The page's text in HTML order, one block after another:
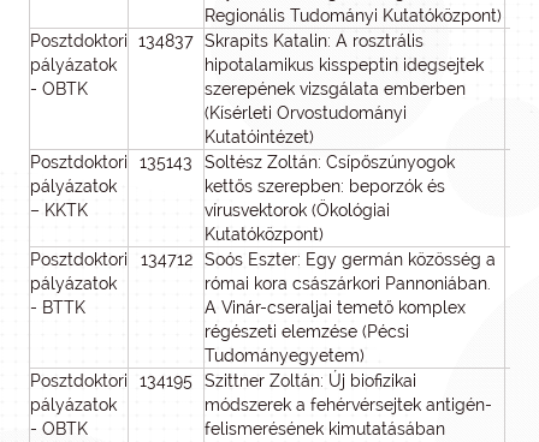
Regionális Tudományi Kutatóközpont)
Posztdoktori
pályázatok
- OBTK
134837 Skrapits Katalin: A rosztrális
hipotalamikus kisspeptin idegsejtek
szerepének vizsgálata emberben
(Kísérleti Orvostudományi
Kutatóintézet)
Posztdoktori
pályázatok
– KKTK
135143
Soltész Zoltán: Csípőszúnyogok
kettős szerepben: beporzók és
vírusvektorok (Ökológiai
Kutatóközpont)
Posztdoktori
pályázatok
- BTTK
134712
Soós Eszter: Egy germán közösség a
római kora császárkori Pannoniában.
A Vinár-cseraljai temető komplex
régészeti elemzése (Pécsi
Tudományegyetem)
Posztdoktori
pályázatok
- OBTK
134195
Szittner Zoltán: Új biofizikai
módszerek a fehérvérsejtek antigén-
felismerésének kimutatásában